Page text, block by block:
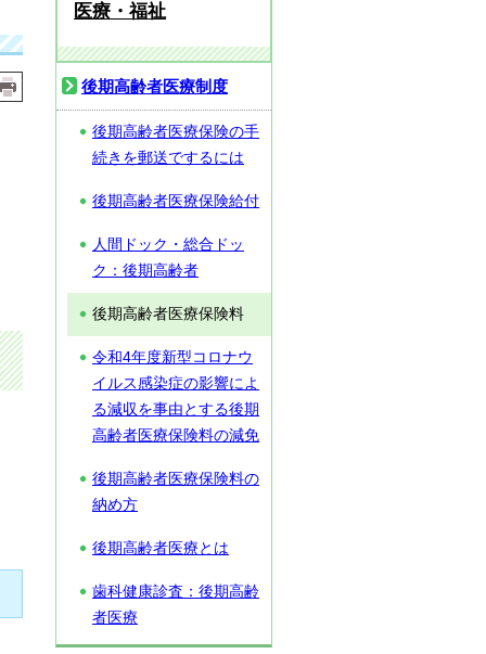
医療・福祉
後期高齢者医療制度
後期高齢者医療保険の手
続きを郵送でするには
後期高齢者医療保険給付
人間ドック・総合ドッ
ク：後期高齢者
後期高齢者医療保険料
令和4年度新型コロナウ
イルス感染症の影響によ
る減収を事由とする後期
高齢者医療保険料の減免
後期高齢者医療保険料の
納め方
後期高齢者医療とは
歯科健康診査：後期高齢
者医療